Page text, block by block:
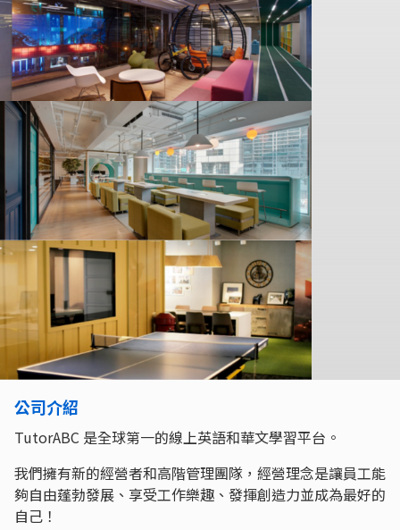
公司介紹
TutorABC 是全球第一的線上英語和華文學習平台。
我們擁有新的經營者和高階管理團隊，經營理念是讓員工能
夠自由蓬勃發展、享受工作樂趣、發揮創造力並成為最好的
自己！